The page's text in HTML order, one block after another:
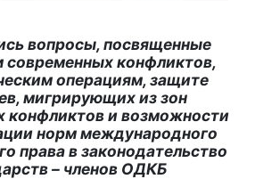
вопросы, посвященные
современных конфликтов,
операциям, защите
мигрирующих из зон
конфликтов и возможности
норм международного
права в законодательство
– членов ОДКБ